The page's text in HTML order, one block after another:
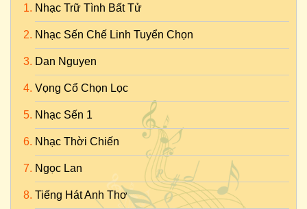
Nhạc Trữ Tình Bất Tử
Nhạc Sến Chế Linh Tuyển Chọn
Dan Nguyen
Vọng Cổ Chọn Lọc
Nhạc Sến 1
Nhạc Thời Chiến
Ngọc Lan
Tiếng Hát Anh Thơ